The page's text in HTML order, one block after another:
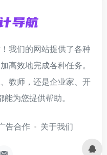
我们的网站提供了各种
高效地完成各种任务。
教师，还是企业家、开
为您提供帮助。
告合作 关于我们